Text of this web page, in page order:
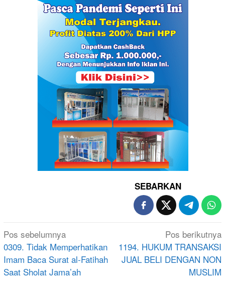
SEBARKAN
Navigasi
pos
Pos sebelumnya
0309. Tidak Memperhatikan
Imam Baca Surat al-Fatihah
Saat Sholat Jama’ah
Pos berikutnya
1194. HUKUM TRANSAKSI
JUAL BELI DENGAN NON
MUSLIM